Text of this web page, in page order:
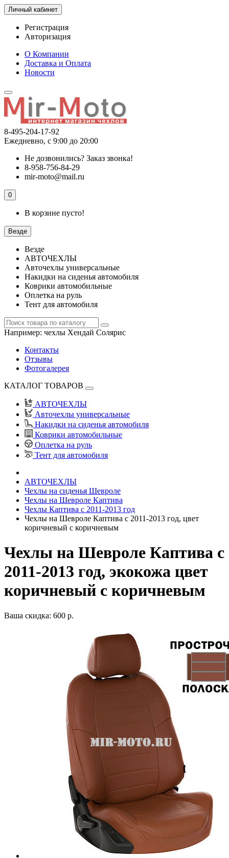
Личный кабинет
Регистрация
Авторизация
О Компании
Доставка и Оплата
Новости
8-495-204-17-92
Ежедневно, с 9:00 до 20:00
Не дозвонились? Заказ звонка!
8-958-756-84-29
mir-moto@mail.ru
0
В корзине пусто!
Везде
Везде
АВТОЧЕХЛЫ
Авточехлы универсальные
Накидки на сиденья автомобиля
Коврики автомобильные
Оплетка на руль
Тент для автомобиля
Например: чехлы Хендай Солярис
Контакты
Отзывы
Фотогалерея
КАТАЛОГ ТОВАРОВ
АВТОЧЕХЛЫ
Авточехлы универсальные
Накидки на сиденья автомобиля
Коврики автомобильные
Оплетка на руль
Тент для автомобиля
АВТОЧЕХЛЫ
Чехлы на сиденья Шевроле
Чехлы на Шевроле Каптива
Чехлы Каптива с 2011-2013 год
Чехлы на Шевроле Каптива с 2011-2013 год, цвет
коричневый с коричневым
Чехлы на Шевроле Каптива с
2011-2013 год, экокожа цвет
коричневый с коричневым
Ваша скидка: 600 р.